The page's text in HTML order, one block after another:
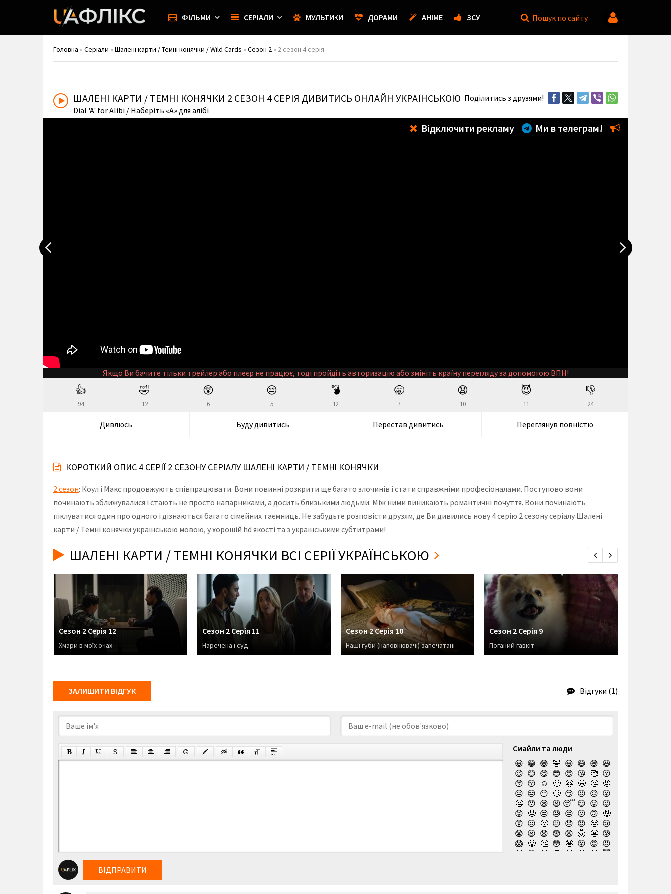
ФІЛЬМИ СЕРІАЛИ МУЛЬТИКИ ДОРАМИ АНІМЕ ЗСУ Пошук по сайту
Головна » Серіали » Шалені карти / Темні конячки / Wild Cards » Сезон 2 » 2 сезон 4 серія
Поділитись з друзями!
ШАЛЕНІ КАРТИ / ТЕМНІ КОНЯЧКИ 2 СЕЗОН 4 СЕРІЯ ДИВИТИСЬ ОНЛАЙН УКРАЇНСЬКОЮ
Dial 'A' for Alibi / Наберіть «А» для алібі
Відключити рекламу Ми в телеграм!
Якщо Ви бачите тільки трейлер або плеєр не працює, тоді пройдіть авторизацію або змініть країну перегляду за допомогою ВПН!
👍
94
🤣
12
😲
6
😔
5
💣
12
🥱
7
😧
10
😈
11
👎
24
Дивлюсь Буду дивитись Перестав дивитись Переглянув повністю
КОРОТКИЙ ОПИС 4 СЕРІЇ 2 СЕЗОНУ СЕРІАЛУ ШАЛЕНІ КАРТИ / ТЕМНІ КОНЯЧКИ
2 сезон: Коул і Макс продовжують співпрацювати. Вони повинні розкрити ще багато злочинів і стати справжніми професіоналами. Поступово вони
починають зближувалися і стають не просто напарниками, а досить близькими людьми. Між ними виникають романтичні почуття. Вони починають
піклуватися один про одного і дізнаються багато сімейних таємниць. Не забудьте розповісти друзям, де Ви дивились нову 4 серію 2 сезону серіалу Шалені
карти / Темні конячки українською мовою, у хорошій hd якості та з українськими субтитрами!
ШАЛЕНІ КАРТИ / ТЕМНІ КОНЯЧКИ ВСІ СЕРІЇ УКРАЇНСЬКОЮ
Сезон 2 Серія 12
Хмари в моїх очах
Сезон 2 Серія 11
Наречена і суд
Сезон 2 Серія 10
Наші губи (наповнювачі) запечатані
Сезон 2 Серія 9
Поганий гавкіт
ЗАЛИШИТИ ВІДГУК Відгуки (1)
Смайли та люди
😀 😁 😂 🤣 😃 😄 😅 😆
😉 😊 😋 😎 😍 😘 🥰 😗
😙 😚 ☺️ 🙂 🤗 🤩 🤔 🤨
😐 😑 😶 🙄 😏 😣 😥 😮
🤐 😯 😪 😫 😴 😌 😛 😜
😝 🤤 😒 😓 😔 😕 🙃 🤑
😲 ☹️ 🙁 😖 😞 😟 😤 😢
😭 😦 😧 😨 😩 🤯 😬 😰
😱 🥵 🥶 😳 🤪 😵 😡 😠
🤬
😷 🤒 🤕 🤢 🤮 🤧 😇
ВІДПРАВИТИ